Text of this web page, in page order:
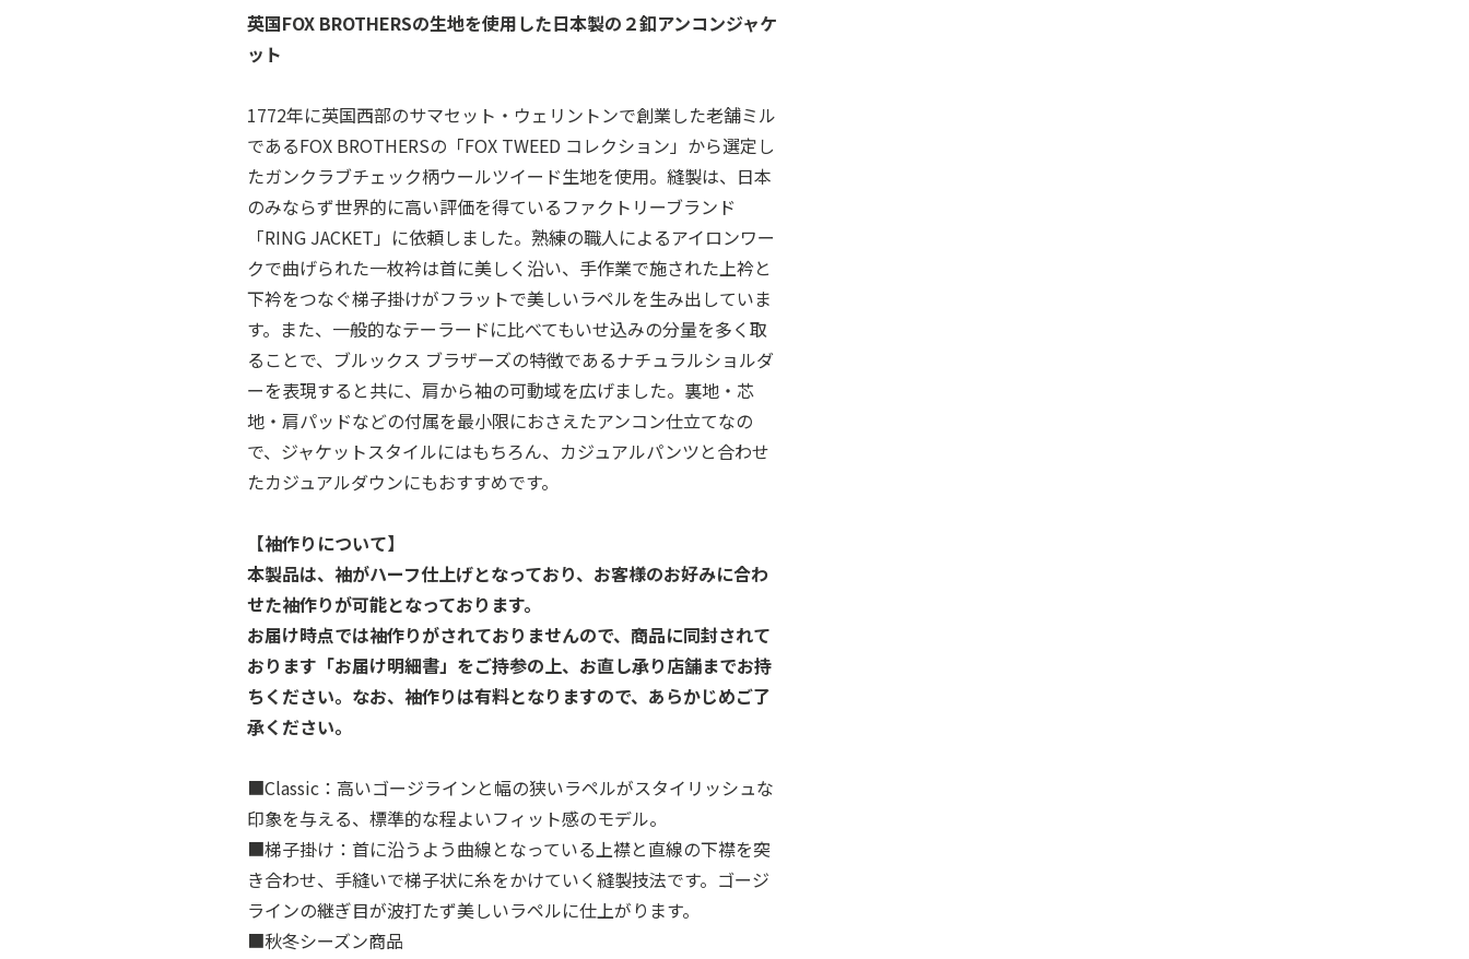
英国FOX BROTHERSの生地を使用した日本製の２釦アンコンジャケ
ット
1772年に英国西部のサマセット・ウェリントンで創業した老舗ミル
であるFOX BROTHERSの「FOX TWEED コレクション」から選定し
たガンクラブチェック柄ウールツイード生地を使用。縫製は、日本
のみならず世界的に高い評価を得ているファクトリーブランド
「RING JACKET」に依頼しました。熟練の職人によるアイロンワー
クで曲げられた一枚衿は首に美しく沿い、手作業で施された上衿と
下衿をつなぐ梯子掛けがフラットで美しいラペルを生み出していま
す。また、一般的なテーラードに比べてもいせ込みの分量を多く取
ることで、ブルックス ブラザーズの特徴であるナチュラルショルダ
ーを表現すると共に、肩から袖の可動域を広げました。裏地・芯
地・肩パッドなどの付属を最小限におさえたアンコン仕立てなの
で、ジャケットスタイルにはもちろん、カジュアルパンツと合わせ
たカジュアルダウンにもおすすめです。
【袖作りについて】
本製品は、袖がハーフ仕上げとなっており、お客様のお好みに合わ
せた袖作りが可能となっております。
お届け時点では袖作りがされておりませんので、商品に同封されて
おります「お届け明細書」をご持参の上、お直し承り店舗までお持
ちください。なお、袖作りは有料となりますので、あらかじめご了
承ください。
■Classic：高いゴージラインと幅の狭いラペルがスタイリッシュな
印象を与える、標準的な程よいフィット感のモデル。
■梯子掛け：首に沿うよう曲線となっている上襟と直線の下襟を突
き合わせ、手縫いで梯子状に糸をかけていく縫製技法です。ゴージ
ラインの継ぎ目が波打たず美しいラペルに仕上がります。
■秋冬シーズン商品